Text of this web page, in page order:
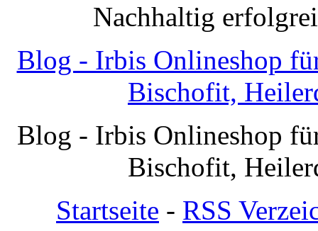
Nachhaltig
Blog - Irbis Onlineshop
Bischofit,
Blog - Irbis Onlineshop
Bischofit,
Startseite - RSS